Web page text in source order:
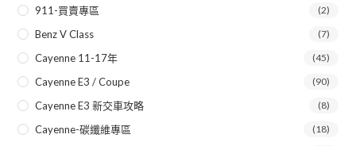
911-買賣專區 (2)
Benz V Class (7)
Cayenne 11-17年 (45)
Cayenne E3 / Coupe (90)
Cayenne E3 新交車攻略 (8)
Cayenne-碳纖維專區 (18)